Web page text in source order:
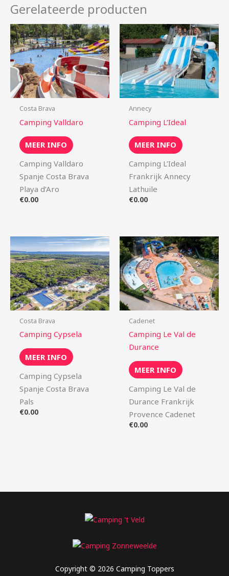
Gerelateerde producten
Costa Brava
Camping Valldaro
MEER INFO
Camping Valldaro
Spanje Costa Brava
Playa d’Aro
€0.00
Annecy
Camping L’Ideal
MEER INFO
Camping L’Ideal
Frankrijk Annecy
Lathuile
€0.00
Costa Brava
Camping Cypsela
MEER INFO
Camping Cypsela
Spanje Costa Brava
Pals
€0.00
Cadenet
Camping Le Val de
Durance
MEER INFO
Camping Le Val de
Durance Frankrijk
Provence Cadenet
€0.00
Copyright © 2026 Camping Toppers